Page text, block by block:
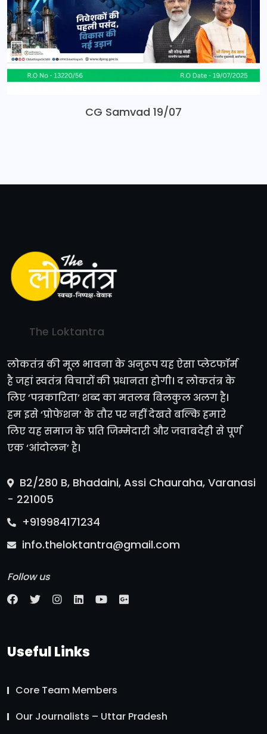
CG Samvad 19/07
The Loktantra
लोकतंत्र की मूल भावना के अनुरूप यह ऐसा प्लेटफॉर्म
है जहां स्वतंत्र विचारों की प्रधानता होगी। द लोकतंत्र के
लिए ‘पत्रकारिता’ शब्द का मतलब बिलकुल अलग है।
हम इसे ‘प्रोफेशन’ के तौर पर नहीं देखते बल्कि हमारे
लिए यह समाज के प्रति जिम्मेदारी और जवाबदेही से पूर्ण
एक ‘आंदोलन’ है।
B2/280 B, Bhadaini, Assi Chauraha, Varanasi
- 221005
+919984171234
info.theloktantra@gmail.com
Follow us
Useful Links
Core Team Members
Our Journalists – Uttar Pradesh